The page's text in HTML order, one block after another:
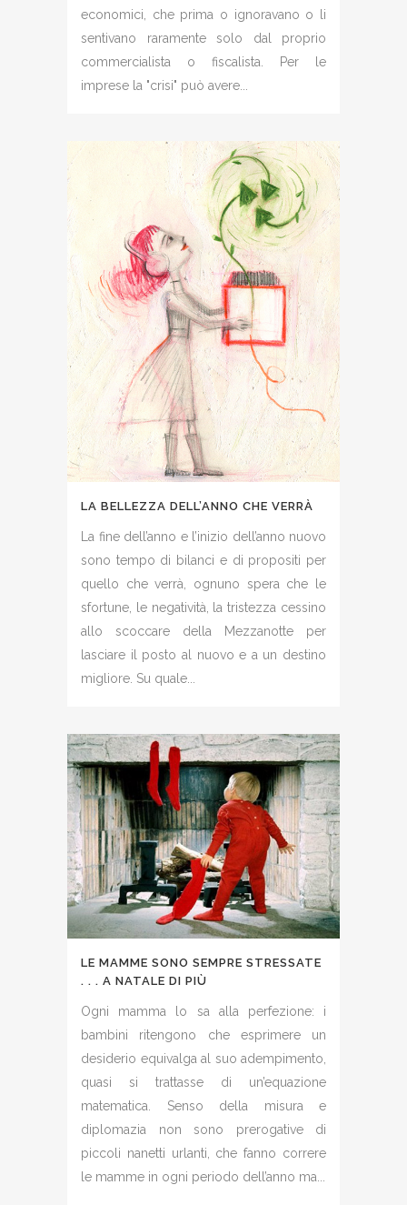
economici, che prima o ignoravano o li
sentivano raramente solo dal proprio
commercialista o fiscalista. Per le
imprese la "crisi" può avere...
LA BELLEZZA DELL’ANNO CHE VERRÀ
La fine dell’anno e l’inizio dell’anno nuovo
sono tempo di bilanci e di propositi per
quello che verrà, ognuno spera che le
sfortune, le negatività, la tristezza cessino
allo scoccare della Mezzanotte per
lasciare il posto al nuovo e a un destino
migliore. Su quale...
LE MAMME SONO SEMPRE STRESSATE
. . . A NATALE DI PIÙ
Ogni mamma lo sa alla perfezione: i
bambini ritengono che esprimere un
desiderio equivalga al suo adempimento,
quasi si trattasse di un’equazione
matematica. Senso della misura e
diplomazia non sono prerogative di
piccoli nanetti urlanti, che fanno correre
le mamme in ogni periodo dell’anno ma...